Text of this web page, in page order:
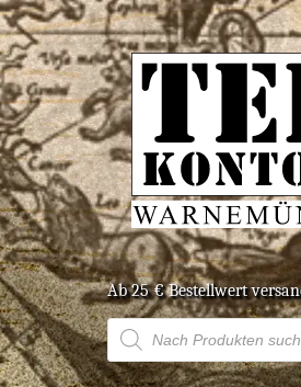
Ab 25 € Bestell­wert
Products
search